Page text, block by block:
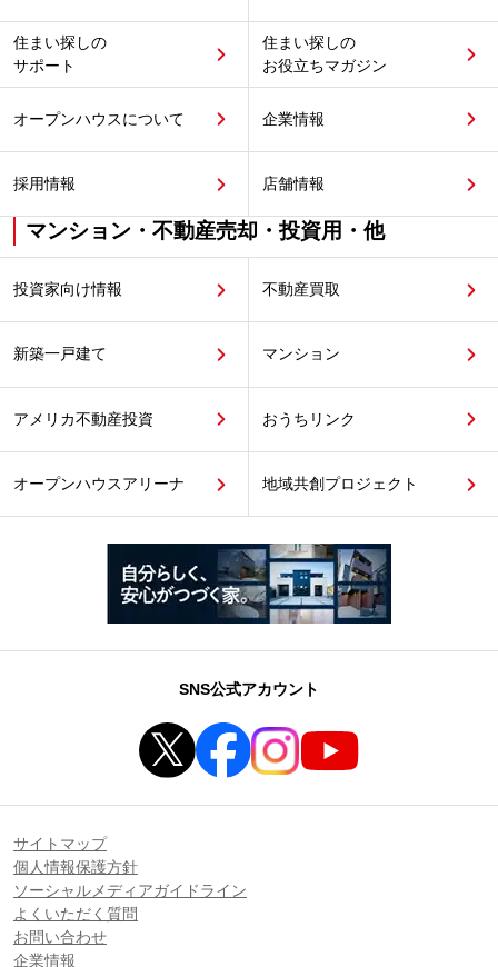
住まい探しの
サポート
住まい探しの
お役立ちマガジン
オープンハウスについて 企業情報
採用情報 店舗情報
マンション・不動産売却・投資用・他
投資家向け情報 不動産買取
新築一戸建て マンション
アメリカ不動産投資 おうちリンク
オープンハウスアリーナ 地域共創プロジェクト
SNS公式アカウント
サイトマップ
個人情報保護方針
ソーシャルメディアガイドライン
よくいただく質問
お問い合わせ
企業情報